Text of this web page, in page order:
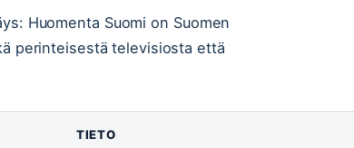
Huomenta Suomi on Suomen
perinteisestä televisiosta että
TIETO